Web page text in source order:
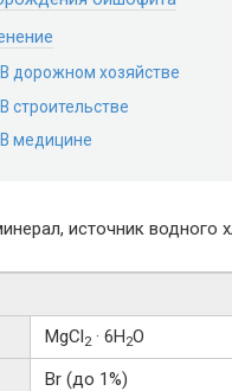
В дорожном хозяйстве
В строительстве
В медицине
источник водного
MgCl2 · 6H2O
Br (до 1%)